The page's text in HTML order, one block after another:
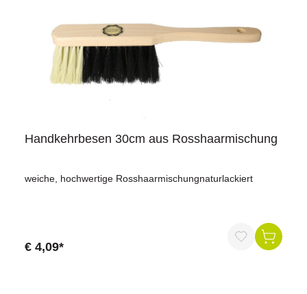
Handkehrbesen 30cm aus Rosshaarmischung
weiche, hochwertige Rosshaarmischungnaturlackiert
€ 4,09*